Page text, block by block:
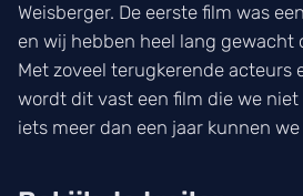
Weisberger. De eerste film was
en wij hebben heel lang gewacht
Met zoveel terugkerende acteurs
wordt dit vast een film die we niet
iets meer dan een jaar kunnen